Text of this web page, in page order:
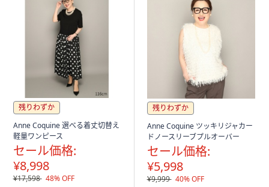
残りわずか
Anne Coquine 選べる着丈切替え
軽量ワンピース
セール価格:
¥8,998
¥17,598 48% OFF
残りわずか
Anne Coquine ツッキリジャカー
ドノースリーブプルオーバー
セール価格:
¥5,998
¥9,999 40% OFF